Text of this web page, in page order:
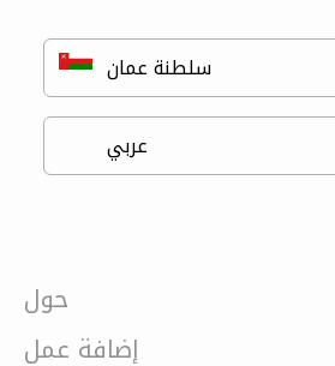
حول
إضافة عمل